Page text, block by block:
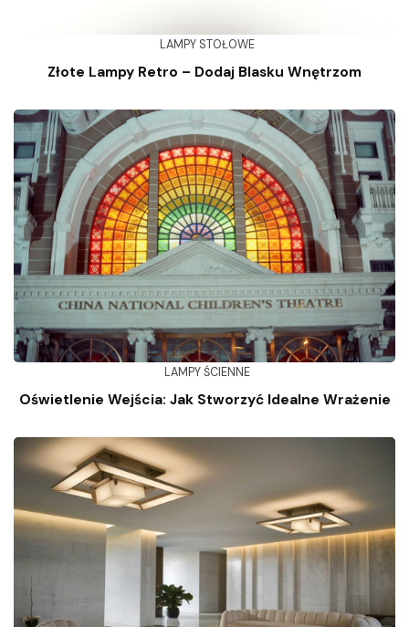
LAMPY STOŁOWE
Złote Lampy Retro – Dodaj Blasku Wnętrzom
LAMPY ŚCIENNE
Oświetlenie Wejścia: Jak Stworzyć Idealne Wrażenie